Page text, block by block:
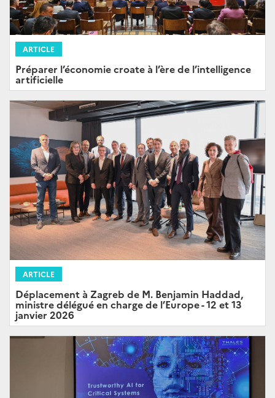
ARTICLE
Préparer l’économie croate à l’ère de l’intelligence
artificielle
ARTICLE
Déplacement à Zagreb de M. Benjamin Haddad,
ministre délégué en charge de l’Europe - 12 et 13
janvier 2026